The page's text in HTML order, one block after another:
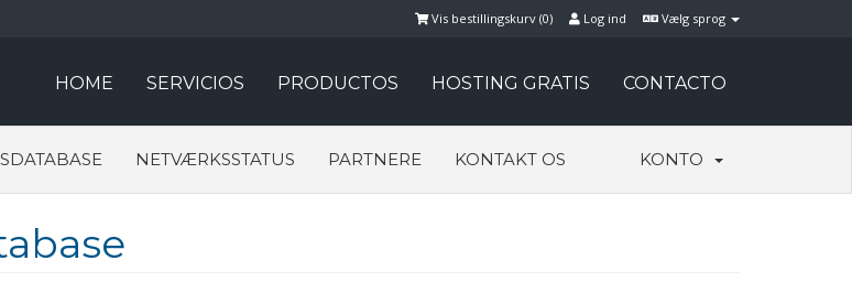
Vælg sprog
Log ind
Vis bestillingskurv (0)
HOME SERVICIOS PRODUCTOS HOSTING GRATIS CONTACTO
NETVÆRKSSTATUS PARTNERE KONTAKT OS KONTO